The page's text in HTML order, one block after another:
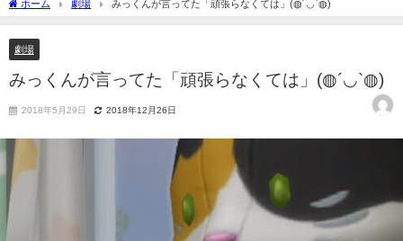
ホーム 劇場 みっくんが言ってた「頑張らなくては」(◍´◡`◍)
劇場
みっくんが言ってた「頑張らなくては」(◍´◡`◍)
2018年5月29日 2018年12月26日